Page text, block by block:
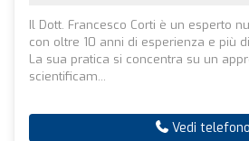
Il Dott. Francesco Corti è un esperto
con oltre 10 anni di esperienza e più
La sua pratica si concentra su un
scientificam...
Vedi telefono